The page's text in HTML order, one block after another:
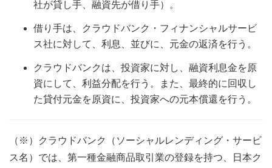
社が貸し手、融資先が借り手）。
借り手は、クラウドバンク・フィナンシャルサービ
ス社に対して、利息、並びに、元金の返済を行う。
クラウドバンクは、投資家に対し、融資利息金を原
資にして、利益分配を行う。また、最終的に回収し
た貸付元金を原資に、投資家への元本償還を行う。
（※）クラウドバンク（ソーシャルレンディング・サービ
ス名）では、第一種金融商品取引業の登録を持つ、日本ク